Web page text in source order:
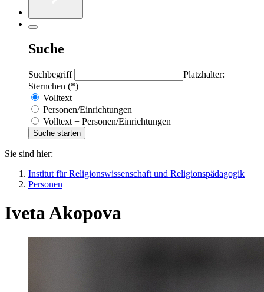
Suche
Suchbegriff
Platzhalter:
Sternchen (*)
Volltext
Personen/Einrichtungen
Volltext + Personen/Einrichtungen
Sie sind hier:
Institut für Religionswissenschaft und Religionspädagogik
Personen
Iveta Akopova